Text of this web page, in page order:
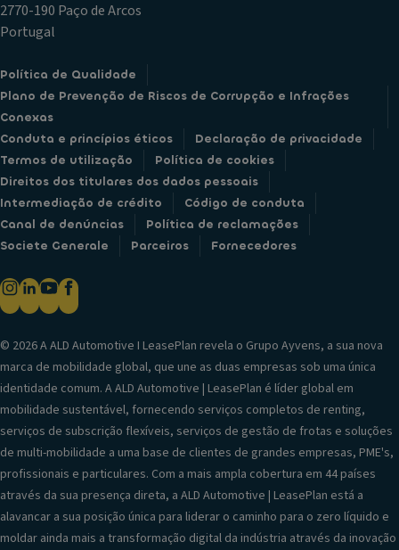
2770-190 Paço de Arcos
Portugal
Política de Qualidade
Plano de Prevenção de Riscos de Corrupção e Infrações
Conexas
Conduta e princípios éticos
Declaração de privacidade
Termos de utilização
Política de cookies
Direitos dos titulares dos dados pessoais
Intermediação de crédito
Código de conduta
Canal de denúncias
Política de reclamações
Societe Generale
Parceiros Fornecedores
© 2026 A ALD Automotive I LeasePlan revela o Grupo Ayvens, a sua nova
marca de mobilidade global, que une as duas empresas sob uma única
identidade comum. A ALD Automotive | LeasePlan é líder global em
mobilidade sustentável, fornecendo serviços completos de renting,
serviços de subscrição flexíveis, serviços de gestão de frotas e soluções
de multi-mobilidade a uma base de clientes de grandes empresas, PME's,
profissionais e particulares. Com a mais ampla cobertura em 44 países
através da sua presença direta, a ALD Automotive | LeasePlan está a
alavancar a sua posição única para liderar o caminho para o zero líquido e
moldar ainda mais a transformação digital da indústria através da inovação